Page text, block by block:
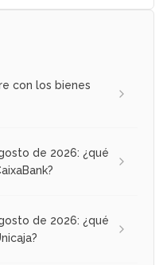
con los bienes
de 2026: ¿qué
de 2026: ¿qué